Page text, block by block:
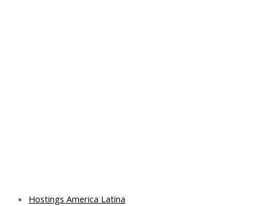
Hostings America Latina